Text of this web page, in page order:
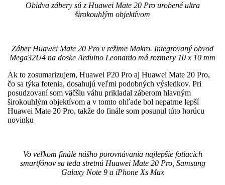
Obidva zábery sú z Huawei Mate 20 Pro urobené ultra
širokouhlým objektívom
Záber Huawei Mate 20 Pro v režime Makro. Integrovaný obvod
Mega32U4 na doske Arduino Leonardo má rozmery 10 x 10 mm
Ak to zosumarizujem, Huawei P20 Pro aj Huawei Mate 20 Pro,
čo sa týka fotenia, dosahujú veľmi podobných výsledkov. Pri
posudzovaní som väčšiu váhu prikladal záberom hlavným
širokouhlým objektívom a v tomto ohľade bol nepatrne lepší
Huawei Mate 20 Pro, takže do finále som posunul túto horúcu
novinku
Vo veľkom finále nášho porovnávania najlepšie fotiacich
smartfónov sa teda stretnú Huawei Mate 20 Pro, Samsung
Galaxy Note 9 a iPhone Xs Max